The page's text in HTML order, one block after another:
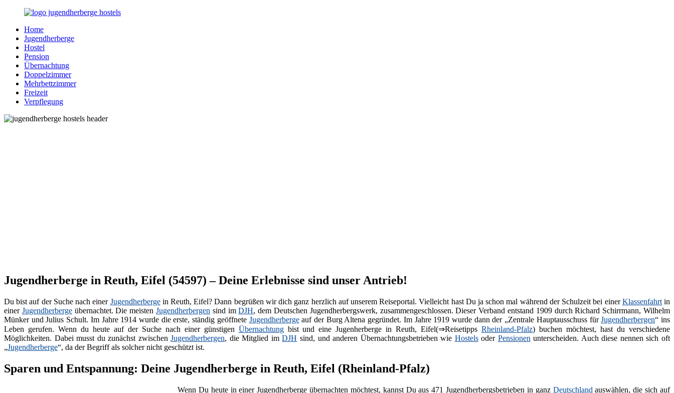
Zurück
Inhalt
Jugendherberge-
Hostels.de
Reisen
junge
jung
gebliebene
Menschen
Home
Jugendherberge
Hostel
Pension
Übernachtung
Doppelzimmer
Mehrbettzimmer
Freizeit
Verpflegung
Jugendherberge in Reuth, Eifel (54597) – Deine Erlebnisse sind unser Antrieb!
Du bist auf der Suche nach einer Jugendherbergein Reuth, Eifel? Dann begrüßen wir dich ganz herzlich auf unserem Reiseportal. Vielleicht hast Du ja schon mal während der Schulzeit bei einerKlassenfahrtin
einer Jugendherbergeübernachtet. Die meistenJugendherbergen sind imDJH, dem Deutschen Jugendherbergswerk, zusammengeschlossen. Dieser Verband entstand 1909 durch Richard Schirrmann, Wilhelm
Münker und Julius Schult. Im Jahre 1914 wurde die erste, ständig geöffnete Jugendherbergeauf der Burg Altena gegründet. Im Jahre 1919 wurde dann der „Zentrale Hauptausschuss fürJugendherbergen“ ins
Leben gerufen. Wenn du heute auf der Suche nach einer günstigen Übernachtungbist und eine Jugenherberge in Reuth, Eifel(⇒ReisetippsRheinland-Pfalz) buchen möchtest, hast du verschiedene
Möglichkeiten. Dabei musst du zunächst zwischenJugendherbergen, die Mitglied imDJH sind, und anderen Übernachtungsbetrieben wie Hostelsoder Pensionen unterscheiden. Auch diese nennen sich oft
„Jugendherberge“, da der Begriff als solcher nicht geschützt ist.
Sparen und Entspannung: Deine Jugendherberge in Reuth, Eifel (Rheinland-Pfalz)
Wenn Du heute in einer Jugendherberge übernachten möchtest, kannst Du aus 471 Jugendherbergsbetrieben in ganz Deutschland auswählen, die sich auf